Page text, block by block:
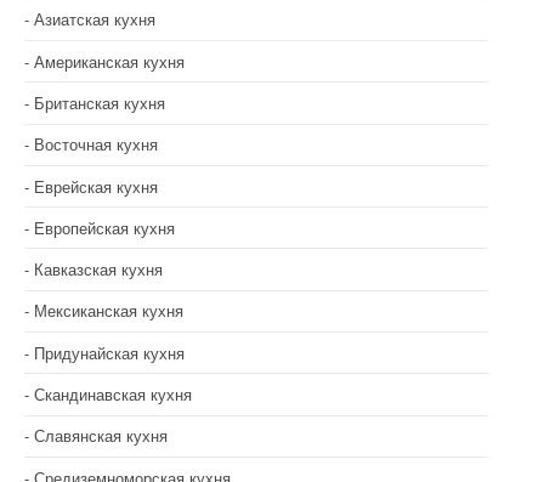
Азиатская кухня
Американская кухня
Британская кухня
Восточная кухня
Еврейская кухня
Европейская кухня
Кавказская кухня
Мексиканская кухня
Придунайская кухня
Скандинавская кухня
Славянская кухня